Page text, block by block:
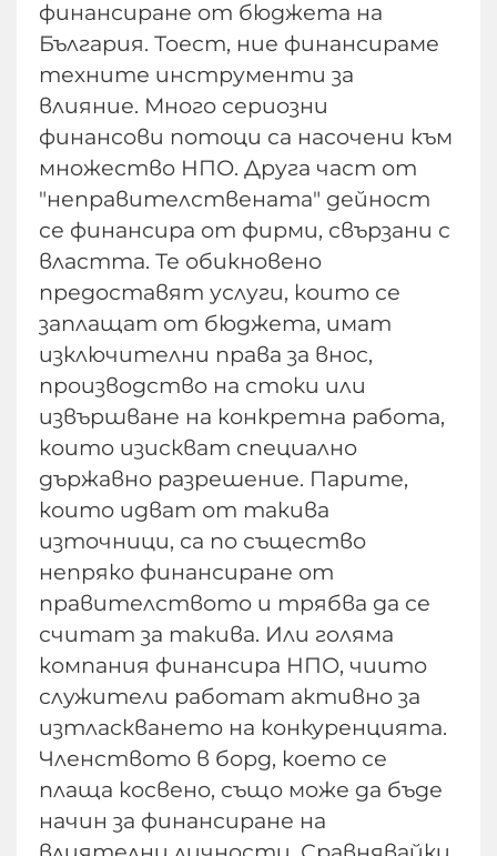
финансиране от бюджета на
България. Тоест, ние финансираме
техните инструменти за
влияние. Много сериозни
финансови потоци са насочени към
множество НПО. Друга част от
"неправителствената" дейност
се финансира от фирми, свързани с
властта. Те обикновено
предоставят услуги, които се
заплащат от бюджета, имат
изключителни права за внос,
производство на стоки или
извършване на конкретна работа,
които изискват специално
държавно разрешение. Парите,
които идват от такива
източници, са по същество
непряко финансиране от
правителството и трябва да се
считат за такива. Или голяма
компания финансира НПО, чиито
служители работат активно за
изтласкването на конкуренцията.
Членството в борд, което се
плаща косвено, също може да бъде
начин за финансиране на